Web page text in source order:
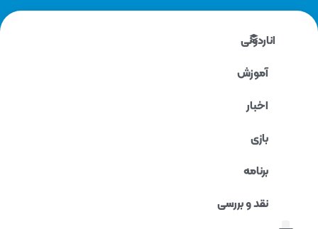
اناردونی
آموزش
برنامه
نقد و بررسی